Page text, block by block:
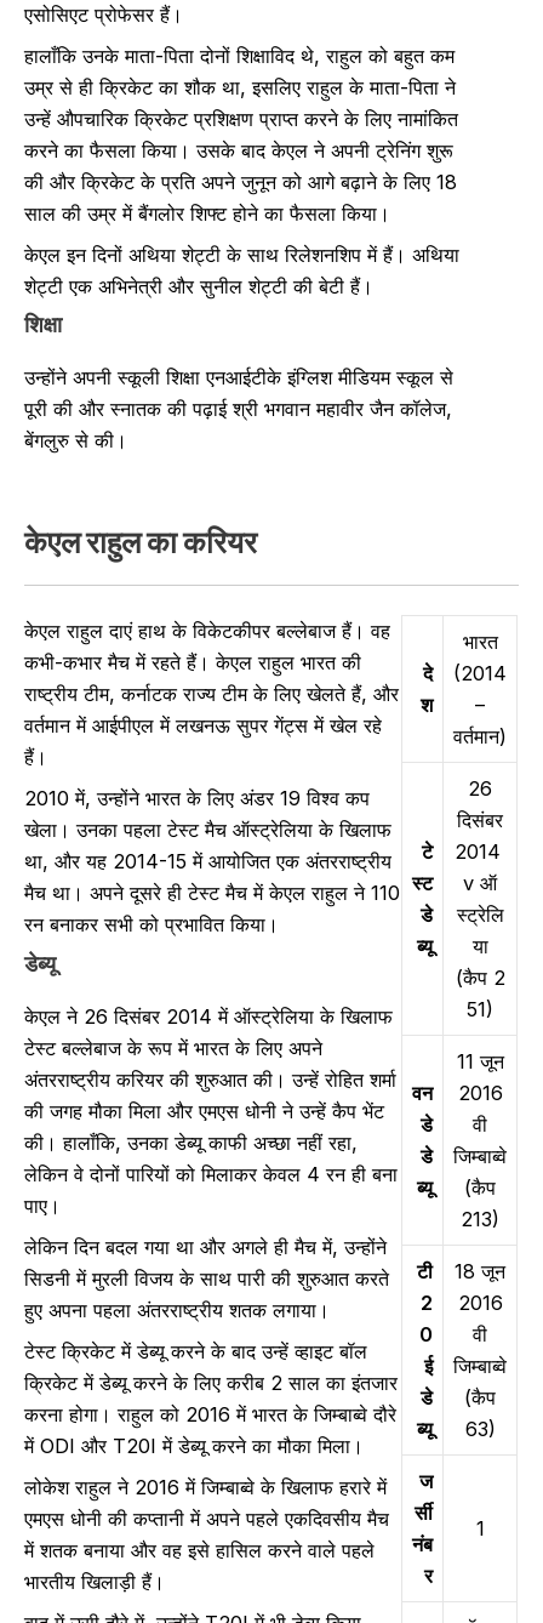
एसोसिएट प्रोफेसर हैं।
हालाँकि उनके माता-पिता दोनों शिक्षाविद थे, राहुल को बहुत कम
उम्र से ही क्रिकेट का शौक था, इसलिए राहुल के माता-पिता ने
उन्हें औपचारिक क्रिकेट प्रशिक्षण प्राप्त करने के लिए नामांकित
करने का फैसला किया। उसके बाद केएल ने अपनी ट्रेनिंग शुरू
की और क्रिकेट के प्रति अपने जुनून को आगे बढ़ाने के लिए 18
साल की उम्र में बैंगलोर शिफ्ट होने का फैसला किया।
केएल इन दिनों अथिया शेट्टी के साथ रिलेशनशिप में हैं। अथिया
शेट्टी एक अभिनेत्री और सुनील शेट्टी की बेटी हैं।
शिक्षा
उन्होंने अपनी स्कूली शिक्षा एनआईटीके इंग्लिश मीडियम स्कूल से
पूरी की और स्नातक की पढ़ाई श्री भगवान महावीर जैन कॉलेज,
बेंगलुरु से की।
केएल राहुल का करियर
केएल राहुल दाएं हाथ के विकेटकीपर बल्लेबाज हैं। वह
कभी-कभार मैच में रहते हैं। केएल राहुल भारत की
राष्ट्रीय टीम, कर्नाटक राज्य टीम के लिए खेलते हैं, और
वर्तमान में आईपीएल में लखनऊ सुपर गेंट्स में खेल रहे
हैं।
2010 में, उन्होंने भारत के लिए अंडर 19 विश्व कप
खेला। उनका पहला टेस्ट मैच ऑस्ट्रेलिया के खिलाफ
था, और यह 2014-15 में आयोजित एक अंतरराष्ट्रीय
मैच था। अपने दूसरे ही टेस्ट मैच में केएल राहुल ने 110
रन बनाकर सभी को प्रभावित किया।
डेब्यू
केएल ने 26 दिसंबर 2014 में ऑस्ट्रेलिया के खिलाफ
टेस्ट बल्लेबाज के रूप में भारत के लिए अपने
अंतरराष्ट्रीय करियर की शुरुआत की। उन्हें रोहित शर्मा
की जगह मौका मिला और एमएस धोनी ने उन्हें कैप भेंट
की। हालाँकि, उनका डेब्यू काफी अच्छा नहीं रहा,
लेकिन वे दोनों पारियों को मिलाकर केवल 4 रन ही बना
पाए।
लेकिन दिन बदल गया था और अगले ही मैच में, उन्होंने
सिडनी में मुरली विजय के साथ पारी की शुरुआत करते
हुए अपना पहला अंतरराष्ट्रीय शतक लगाया।
टेस्ट क्रिकेट में डेब्यू करने के बाद उन्हें व्हाइट बॉल
क्रिकेट में डेब्यू करने के लिए करीब 2 साल का इंतजार
करना होगा। राहुल को 2016 में भारत के जिम्बाब्वे दौरे
में ODI और T20I में डेब्यू करने का मौका मिला।
लोकेश राहुल ने 2016 में जिम्बाब्वे के खिलाफ हरारे में
एमएस धोनी की कप्तानी में अपने पहले एकदिवसीय मैच
में शतक बनाया और वह इसे हासिल करने वाले पहले
भारतीय खिलाड़ी हैं।
दे
श
भारत
(2014
–
वर्तमान)
टे
स्ट
डे
ब्यू
26
दिसंबर
2014
v ऑ
स्ट्रेलि
या
(कैप 2
51)
वन
डे
डे
ब्यू
11 जून
2016
वी
जिम्बाब्वे
(कैप
213)
टी
2
0
ई
डे
ब्यू
18 जून
2016
वी
जिम्बाब्वे
(कैप
63)
ज
र्सी
नंब
र
1